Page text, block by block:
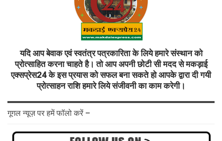
यदि आप बेवाक एवं स्वतंत्र पत्रकारिता के लिये हमारे संस्थान को
प्रोत्साहित करना चाहते है। तो आप अपनी छोटी सी मदद से मकड़ाई
एक्सप्रेस24 के इस प्रयास को सफल बना सकते हो आपके द्वारा दी गयी
प्रोत्साहन राशि हमारे लिये संजीवनी का काम करेगी।
गूगल न्यूज़ पर हमें फॉलो करें –